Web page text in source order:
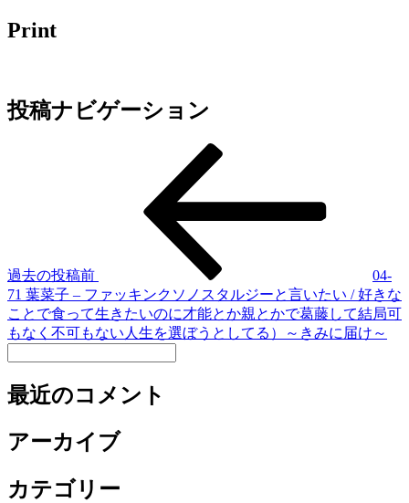
Print
投稿ナビゲーション
過去の投稿前
04-
71 葉菜子 – ファッキンクソノスタルジーと言いたい / 好きな
ことで食って生きたいのに才能とか親とかで葛藤して結局可
もなく不可もない人生を選ぼうとしてる）～きみに届け～
最近のコメント
アーカイブ
カテゴリー